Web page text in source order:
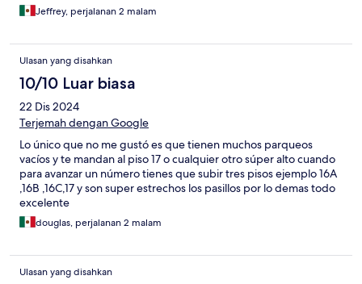
Jeffrey, perjalanan 2 malam
Ulasan yang disahkan
10/10 Luar biasa
22 Dis 2024
Terjemah dengan Google
Lo único que no me gustó es que tienen muchos parqueos
vacíos y te mandan al piso 17 o cualquier otro súper alto cuando
para avanzar un número tienes que subir tres pisos ejemplo 16A
,16B ,16C,17 y son super estrechos los pasillos por lo demas todo
excelente
douglas, perjalanan 2 malam
Ulasan yang disahkan